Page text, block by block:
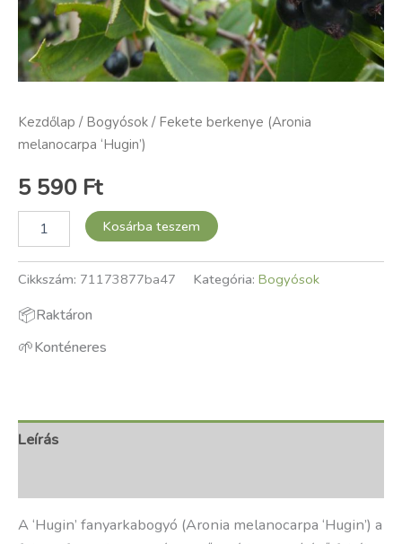
Kezdőlap / Bogyósok / Fekete berkenye (Aronia
melanocarpa ‘Hugin’)
5 590 Ft
Kosárba teszem
Cikkszám: 71173877ba47 Kategória: Bogyósok
📦Raktáron
🌱Konténeres
Leírás
A ‘Hugin’ fanyarkabogyó (Aronia melanocarpa ‘Hugin’) a